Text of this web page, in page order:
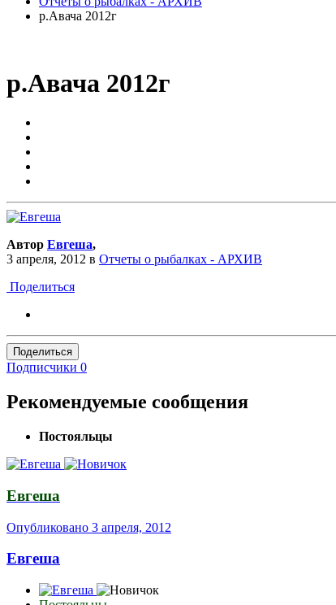
р.Авача 2012г
р.Авача 2012г
Автор Евгеша,
3 апреля, 2012 в Отчеты о рыбалках - АРХИВ
Поделиться
Поделиться
Подписчики 0
Рекомендуемые сообщения
Постояльцы
Евгеша
Опубликовано 3 апреля, 2012
Евгеша